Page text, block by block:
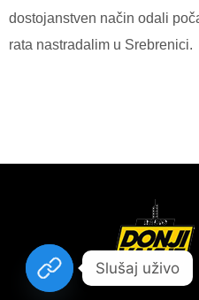
dostojanstven način odali
rata nastradalim u Srebrenici.
Slušaj uživo